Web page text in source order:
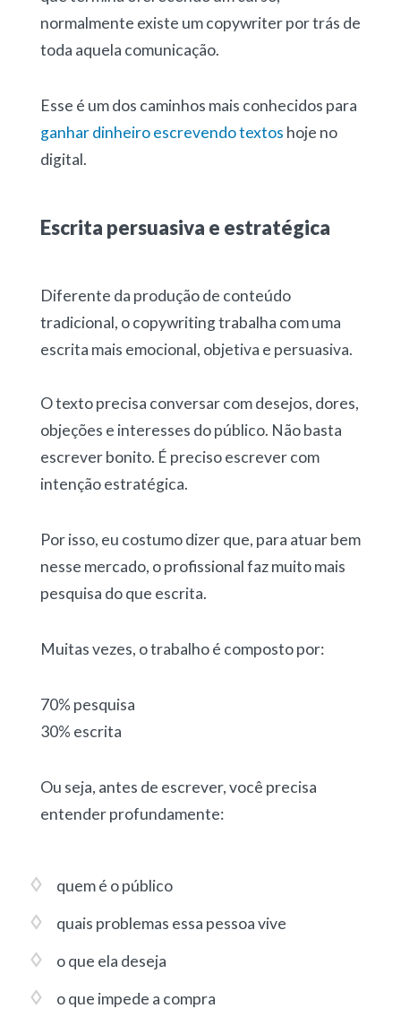
normalmente existe um copywriter por trás de
toda aquela comunicação.
Esse é um dos caminhos mais conhecidos para
ganhar dinheiro escrevendo textos hoje no
digital.
Escrita persuasiva e estratégica
Diferente da produção de conteúdo
tradicional, o copywriting trabalha com uma
escrita mais emocional, objetiva e persuasiva.
O texto precisa conversar com desejos, dores,
objeções e interesses do público. Não basta
escrever bonito. É preciso escrever com
intenção estratégica.
Por isso, eu costumo dizer que, para atuar bem
nesse mercado, o profissional faz muito mais
pesquisa do que escrita.
Muitas vezes, o trabalho é composto por:
70% pesquisa
30% escrita
Ou seja, antes de escrever, você precisa
entender profundamente:
quem é o público
quais problemas essa pessoa vive
o que ela deseja
o que impede a compra